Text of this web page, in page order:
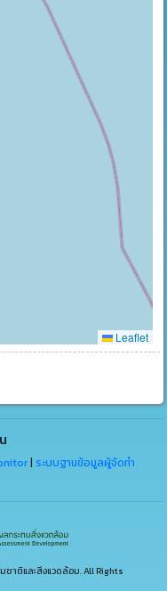
Leaflet
| ระบบฐานข้อมูลผู้จัดทำ
ชาติและสิ่งแวดล้อม. All Rights